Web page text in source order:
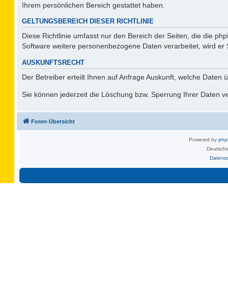
Ihrem persönlichen Bereich gestattet haben.
GELTUNGSBEREICH DIESER RICHTLINIE
Diese Richtlinie umfasst nur den Bereich der Seiten, die die
Software weitere personenbezogene Daten verarbeitet, wird
AUSKUNFTSRECHT
Der Betreiber erteilt Ihnen auf Anfrage Auskunft, welche Daten
Sie können jederzeit die Löschung bzw. Sperrung Ihrer Daten
Foren-Übersicht
Powered by